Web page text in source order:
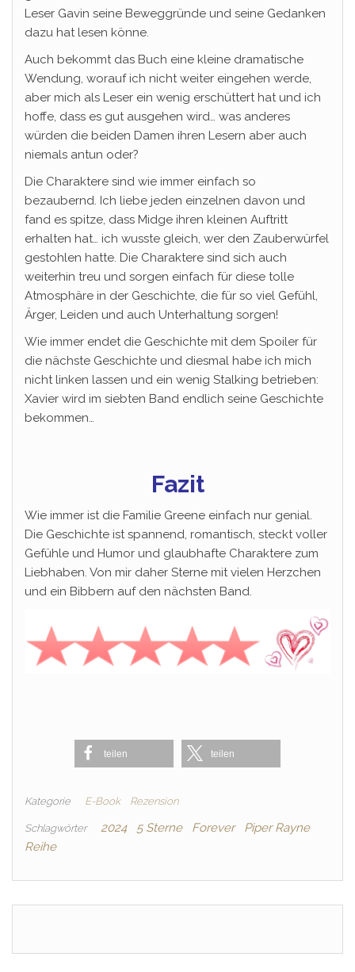
Leser Gavin seine Beweggründe und seine Gedanken
dazu hat lesen könne.
Auch bekommt das Buch eine kleine dramatische
Wendung, worauf ich nicht weiter eingehen werde,
aber mich als Leser ein wenig erschüttert hat und ich
hoffe, dass es gut ausgehen wird… was anderes
würden die beiden Damen ihren Lesern aber auch
niemals antun oder?
Die Charaktere sind wie immer einfach so
bezaubernd. Ich liebe jeden einzelnen davon und
fand es spitze, dass Midge ihren kleinen Auftritt
erhalten hat… ich wusste gleich, wer den Zauberwürfel
gestohlen hatte. Die Charaktere sind sich auch
weiterhin treu und sorgen einfach für diese tolle
Atmosphäre in der Geschichte, die für so viel Gefühl,
Ärger, Leiden und auch Unterhaltung sorgen!
Wie immer endet die Geschichte mit dem Spoiler für
die nächste Geschichte und diesmal habe ich mich
nicht linken lassen und ein wenig Stalking betrieben:
Xavier wird im siebten Band endlich seine Geschichte
bekommen…
Fazit
Wie immer ist die Familie Greene einfach nur genial.
Die Geschichte ist spannend, romantisch, steckt voller
Gefühle und Humor und glaubhafte Charaktere zum
Liebhaben. Von mir daher Sterne mit vielen Herzchen
und ein Bibbern auf den nächsten Band.
teilen teilen
Kategorie E-Book Rezension
Schlagwörter 2024 5 Sterne Forever
Piper Rayne
Reihe